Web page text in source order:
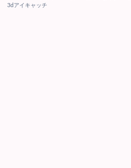
3dアイキャッチ